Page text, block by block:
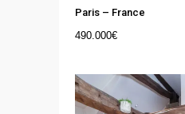
Paris – France
490.000€